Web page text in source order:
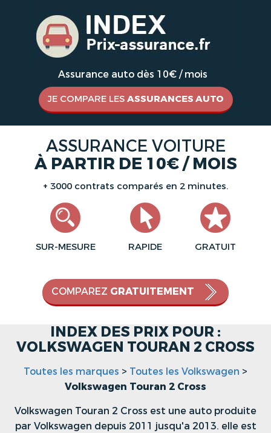
Assurance auto dès 10€ / mois
JE COMPARE LES ASSURANCES AUTO
ASSURANCE VOITURE
À PARTIR DE 10€ / MOIS
+ 3000 contrats comparés en 2 minutes.
SUR-MESURE RAPIDE GRATUIT
COMPAREZ GRATUITEMENT
INDEX DES PRIX POUR :
VOLKSWAGEN TOURAN 2 CROSS
Toutes les marques > Toutes les Volkswagen >
Volkswagen Touran 2 Cross
Volkswagen Touran 2 Cross est une auto produite
par Volkswagen depuis 2011 jusqu'a 2013. elle est